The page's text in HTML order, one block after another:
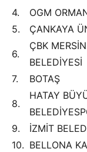
4.
OGM
5.
ÇANKAYA
6.
ÇBK
BELEDİYESİ
7. BOTAŞ
8.
HATAY
9. İZMİT
10. BELLONA